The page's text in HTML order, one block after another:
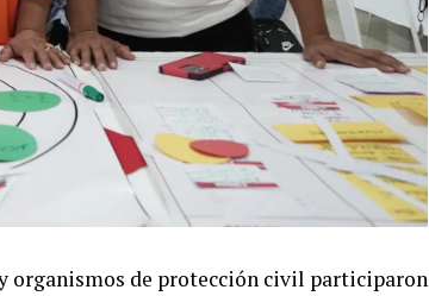
organismos de protección civil participaron